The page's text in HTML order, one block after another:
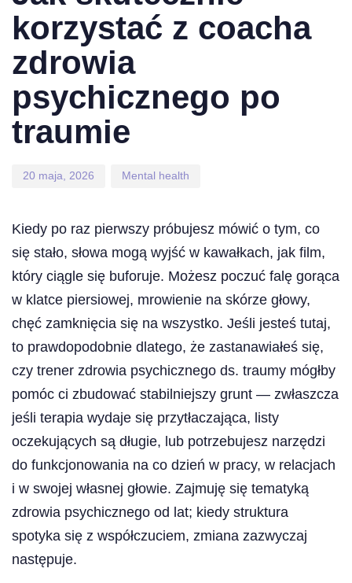
korzystać z coacha
zdrowia
psychicznego po
traumie
20 maja, 2026 Mental health
Kiedy po raz pierwszy próbujesz mówić o tym, co
się stało, słowa mogą wyjść w kawałkach, jak film,
który ciągle się buforuje. Możesz poczuć falę gorąca
w klatce piersiowej, mrowienie na skórze głowy,
chęć zamknięcia się na wszystko. Jeśli jesteś tutaj,
to prawdopodobnie dlatego, że zastanawiałeś się,
czy trener zdrowia psychicznego ds. traumy mógłby
pomóc ci zbudować stabilniejszy grunt — zwłaszcza
jeśli terapia wydaje się przytłaczająca, listy
oczekujących są długie, lub potrzebujesz narzędzi
do funkcjonowania na co dzień w pracy, w relacjach
i w swojej własnej głowie. Zajmuję się tematyką
zdrowia psychicznego od lat; kiedy struktura
spotyka się z współczuciem, zmiana zazwyczaj
następuje.